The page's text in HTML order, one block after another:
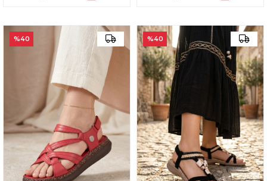
%40 %40